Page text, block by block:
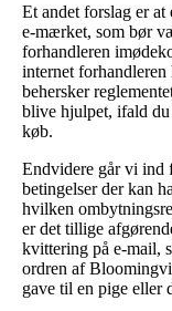
Et andet forslag er
e-mærket, som bør
forhandleren
internet forhandleren
behersker
blive hjulpet, ifald
køb.
Endvidere går vi ind
betingelser der kan
hvilken
er det tillige
kvittering på e-mail,
ordren af
gave til en pige eller